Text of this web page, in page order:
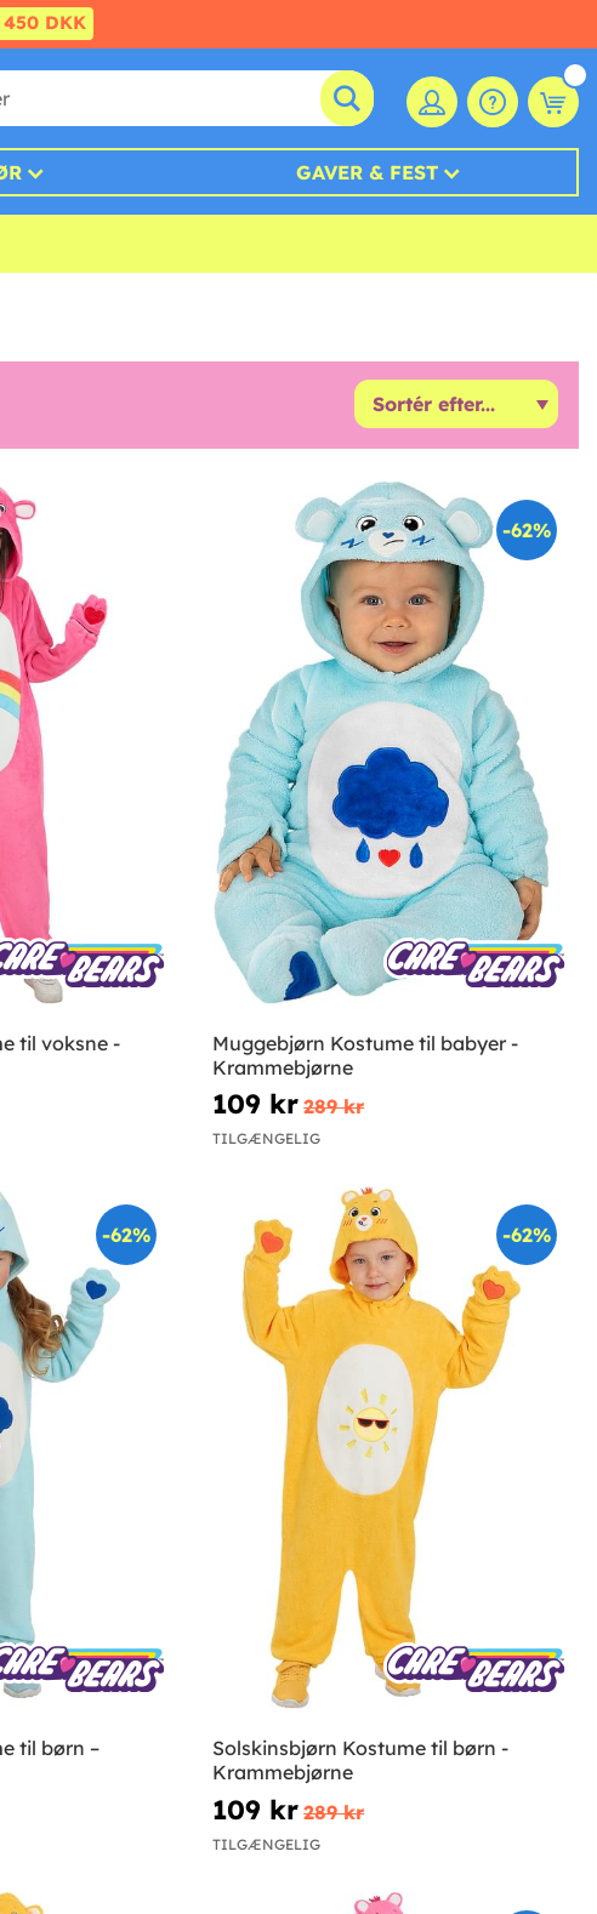
450 DKK
GAVER & FEST
til voksne -
-62%
Muggebjørn Kostume til babyer -
Krammebjørne
109 kr 289 kr
TILGÆNGELIG
-62%
til børn –
-62%
Solskinsbjørn Kostume til børn -
Krammebjørne
109 kr 289 kr
TILGÆNGELIG